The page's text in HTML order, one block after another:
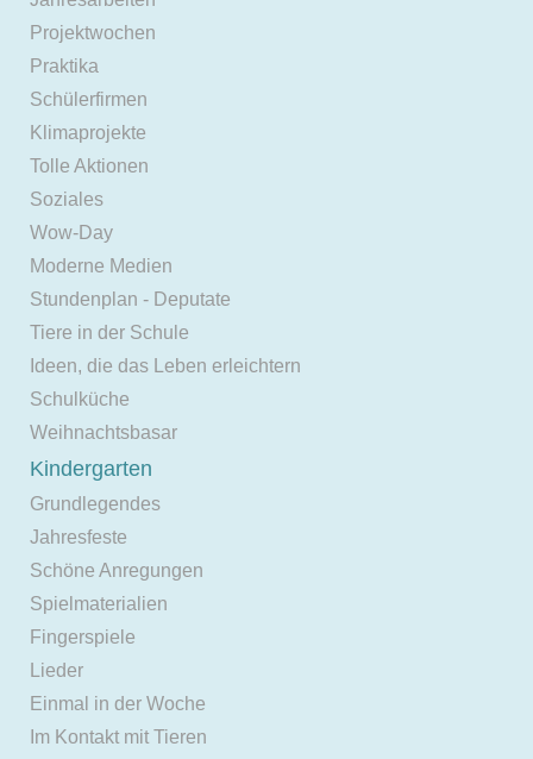
Projektwochen
Praktika
Schülerfirmen
Klimaprojekte
Tolle Aktionen
Soziales
Wow-Day
Moderne Medien
Stundenplan - Deputate
Tiere in der Schule
Ideen, die das Leben erleichtern
Schulküche
Weihnachtsbasar
Kindergarten
Grundlegendes
Jahresfeste
Schöne Anregungen
Spielmaterialien
Fingerspiele
Lieder
Einmal in der Woche
Im Kontakt mit Tieren